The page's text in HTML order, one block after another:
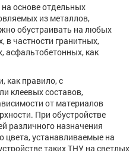
основе отдельных
из металлов,
обустраивать на любых
в частности гранитных,
асфальтобетонных, как
как правило, с
клеевых составов,
от материалов
При обустройстве
различного назначения
цвета, устанавливаемые на
таких ТНУ на светлых